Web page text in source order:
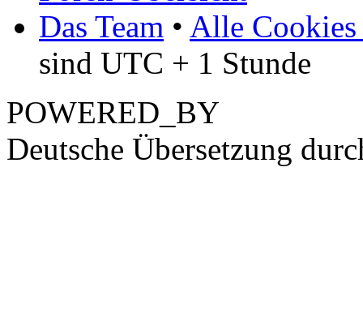
Das Team • Alle Cookies
sind UTC + 1 Stunde
POWERED_BY
Deutsche Übersetzung